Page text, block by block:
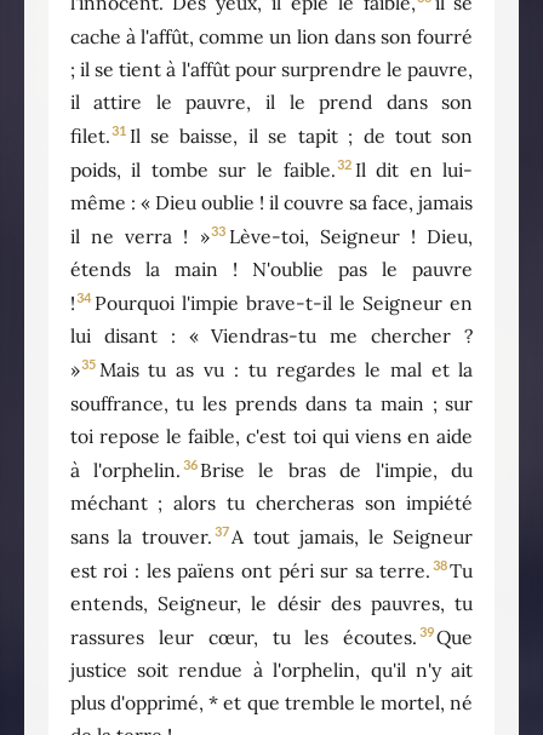
cache à l'affût, comme un lion dans son fourré
; il se tient à l'affût pour surprendre le pauvre,
il attire le pauvre, il le prend dans son
filet. 31 Il se baisse, il se tapit ; de tout son
poids, il tombe sur le faible.32 Il dit en lui-
même : « Dieu oublie ! il couvre sa face, jamais
il ne verra ! »33 Lève-toi, Seigneur ! Dieu,
étends la main ! N'oublie pas le pauvre
!34 Pourquoi l'impie brave-t-il le Seigneur en
lui disant : « Viendras-tu me chercher ?
»35 Mais tu as vu : tu regardes le mal et la
souffrance, tu les prends dans ta main ; sur
toi repose le faible, c'est toi qui viens en aide
à l'orphelin. 36 Brise le bras de l'impie, du
méchant ; alors tu chercheras son impiété
sans la trouver. 37A tout jamais, le Seigneur
est roi : les païens ont péri sur sa terre. 38Tu
entends, Seigneur, le désir des pauvres, tu
rassures leur cœur, tu les écoutes. 39Que
justice soit rendue à l'orphelin, qu'il n'y ait
plus d'opprimé, * et que tremble le mortel, né